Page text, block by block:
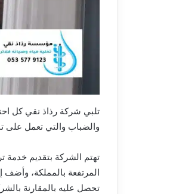
تلبي شركة رذاذ نقي كل
والضباب والتي تعمل على
تهتم الشركة بتقديم خدمة
المرتفعة بالمملكة،
تحصل عليه بالمقارنة